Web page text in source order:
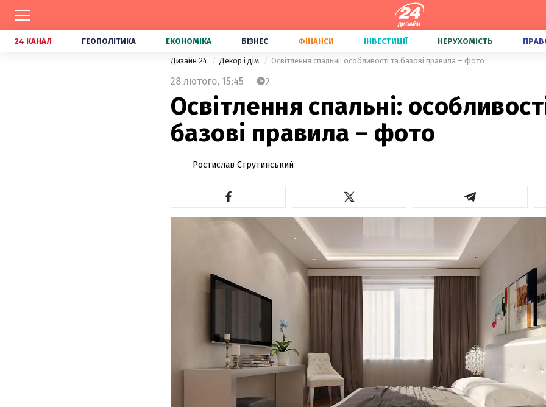
24 КАНАЛ ГЕОПОЛІТИКА ЕКОНОМІКА БІЗНЕС ФІНАНСИ ІНВЕСТИЦІЇ НЕРУХОМІСТЬ
Дизайн 24 Декор і дім Освітлення спальні: особливості та базові правила – фото
28 лютого, 15:45 2
Освітлення спальні:
базові правила – фото
Ростислав Струтинський